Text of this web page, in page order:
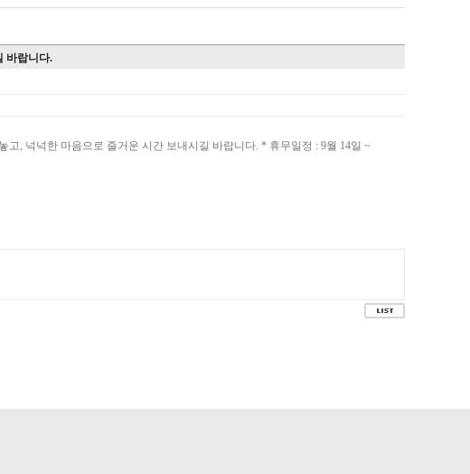
바랍니다.
, 넉넉한 마음으로 즐거운 시간 보내시길 바랍니다. * 휴무일정 : 9월 14일 ~